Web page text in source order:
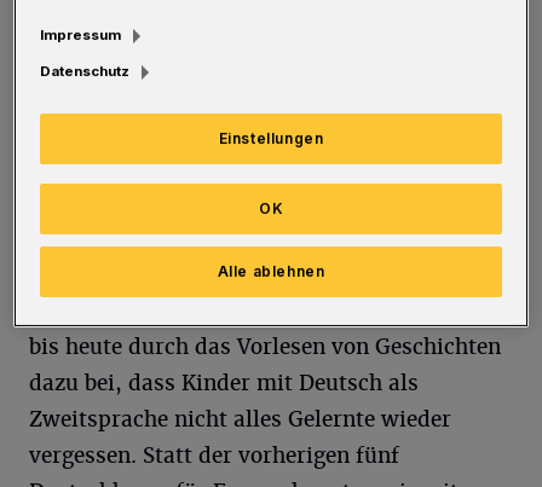
Land wurden viele Projekte umgesetzt: Für
Senioren wurde ein Einkaufservice initiiert.
Lernpaten lernen mit Kindern, die durch
Homeschooling, oder fehlende Technik,
fehlenden Austausch in deutscher Sprache,
bis heute durch das Vorlesen von Geschichten
dazu bei, dass Kinder mit Deutsch als
Zweitsprache nicht alles Gelernte wieder
vergessen. Statt der vorherigen fünf
Impressum
Datenschutz
Einstellungen
Alle ablehnen
OK